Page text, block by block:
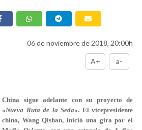
06 de noviembre de 2018, 20:00h
A+ a-
China sigue adelante con su proyecto de
«Nueva Ruta de la Seda». El vicepresidente
chino, Wang Qishan, inició una gira por el